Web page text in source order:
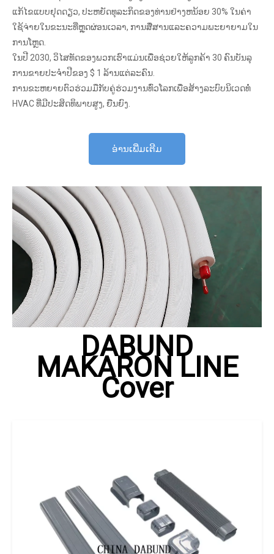
ແກ້ໄຂແບບຢຸດດຽວ, ປະຫຍັດທຸລະກິດຂອງທ່ານຢ່າງຫນ້ອຍ 30% ໃນຄ່າ
ໃຊ້ຈ່າຍໃນຂະນະທີ່ຫຼຸດຜ່ອນເວລາ, ການສື່ສານແລະຄວາມພະຍາຍາມໃນ
ການໂຫຼດ.
ໃນປີ 2030, ວິໄສທັດຂອງພວກເຮົາແມ່ນເພື່ອຊ່ວຍໃຫ້ລູກຄ້າ 30 ຄົນບັນລຸ
ການຂາຍປະຈໍາປີຂອງ $ 1 ລ້ານແຕ່ລະຄົນ.
ການຂະຫຍາຍຕົວຮ່ວມມືກັບຄູ່ຮ່ວມງານທົ່ວໂລກເພື່ອສ້າງລະບົບນິເວດທໍ່
HVAC ທີ່ມີປະສິດທິພາບສູງ, ຍືນຍົງ.
ອ່ານເພີ່ມເຕີມ
DABUND
MAKARON LINE
Cover